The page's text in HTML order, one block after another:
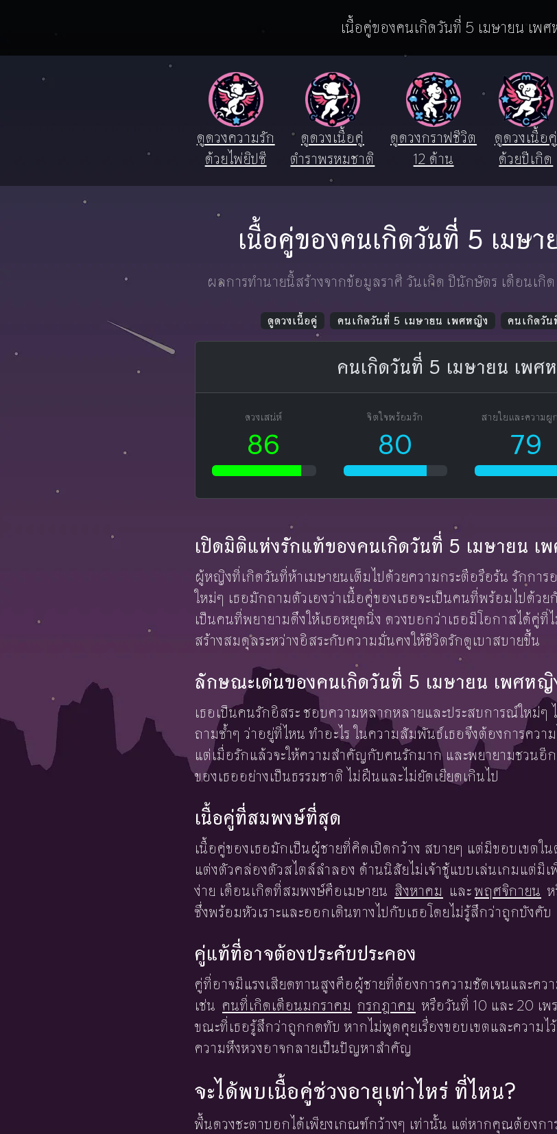
เนื้อคู่ของคนเกิดวันที่ 5 เมษายน เพ
ดูดวงความรัก
ด้วยไพ่ยิปซี
ดูดวงเนื้อคู่
ตำราพรหมชาติ
ดูดวงกราฟชีวิต
12 ด้าน
ดูดวงเนื้อคู่
ด้วยปีเกิด
เนื้อคู่ของคนเกิดวันที่ 5 เมษ
ผลการทำนายนี้สร้างจากข้อมูลราศี วันเกิด ปีนักษัตร เดือนเ
ดูดวงเนื้อคู่ คนเกิดวันที่ 5 เมษายน เพศหญิง คนเกิดวัน
คนเกิดวันที่ 5 เมษายน เพศ
ดวงเสน่ห์
86
จิตใจพร้อมรัก
80
สายใยและความผู
79
เปิดมิติแห่งรักแท้ของคนเกิดวันที่ 5 เมษายน เ
ผู้หญิงที่เกิดวันที่ห้าเมษายนเต็มไปด้วยความกระตือรือร้น รักการ
ใหม่ๆ เธอมักถามตัวเองว่าเนื้อคู่ของเธอจะเป็นคนที่พร้อมไปด้วย
เป็นคนที่พยายามดึงให้เธอหยุดนิ่ง ดวงบอกว่าเธอมีโอกาสได้คู่ที่
สร้างสมดุลระหว่างอิสระกับความมั่นคงให้ชีวิตรักดูเบาสบายขึ้น
ลักษณะเด่นของคนเกิดวันที่ 5 เมษายน เพศหญิ
เธอเป็นคนรักอิสระ ชอบความหลากหลายและประสบการณ์ใหม่
ถามซ้ำๆ ว่าอยู่ที่ไหน ทำอะไร ในความสัมพันธ์เธอจึงต้องการควา
แต่เมื่อรักแล้วจะให้ความสำคัญกับคนรักมาก และพยายามชวนอี
ของเธออย่างเป็นธรรมชาติ ไม่ฝืนและไม่ยัดเยียดเกินไป
เนื้อคู่ที่สมพงษ์ที่สุด
เนื้อคู่ของเธอมักเป็นผู้ชายที่คิดเปิดกว้าง สบายๆ แต่มีขอบเขตใ
แต่งตัวคล่องตัวสไตล์ลำลอง ด้านนิสัยไม่เจ้าชู้แบบเล่นเกมแต่มีเ
ง่าย เดือนเกิดที่สมพงษ์คือเมษายน สิงหาคม และพฤศจิกายน
ซึ่งพร้อมหัวเราะและออกเดินทางไปกับเธอโดยไม่รู้สึกว่าถูกบังคับ
คู่แท้ที่อาจต้องประคับประคอง
คู่ที่อาจมีแรงเสียดทานสูงคือผู้ชายที่ต้องการความชัดเจนและค
เช่น คนที่เกิดเดือนมกราคม กรกฎาคม หรือวันที่ 10 และ 20 เพ
ขณะที่เธอรู้สึกว่าถูกกดทับ หากไม่พูดคุยเรื่องขอบเขตและความไ
ความหึงหวงอาจกลายเป็นปัญหาสำคัญ
จะได้พบเนื้อคู่ช่วงอายุเท่าไหร่ ที่ไหน?
พื้นดวงชะตาบอกได้เพียงเกณฑ์กว้างๆ เท่านั้น แต่หากคุณต้องการ